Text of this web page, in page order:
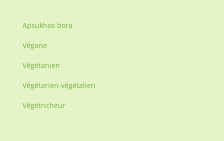
Apsukhos bora
Végane
Végétanien
Végétarien-végétalien
Végétricheur